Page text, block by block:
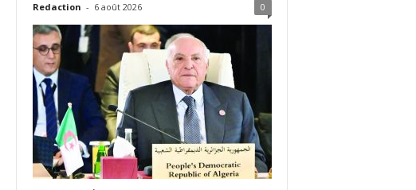
Redaction - 6 août 2026 0